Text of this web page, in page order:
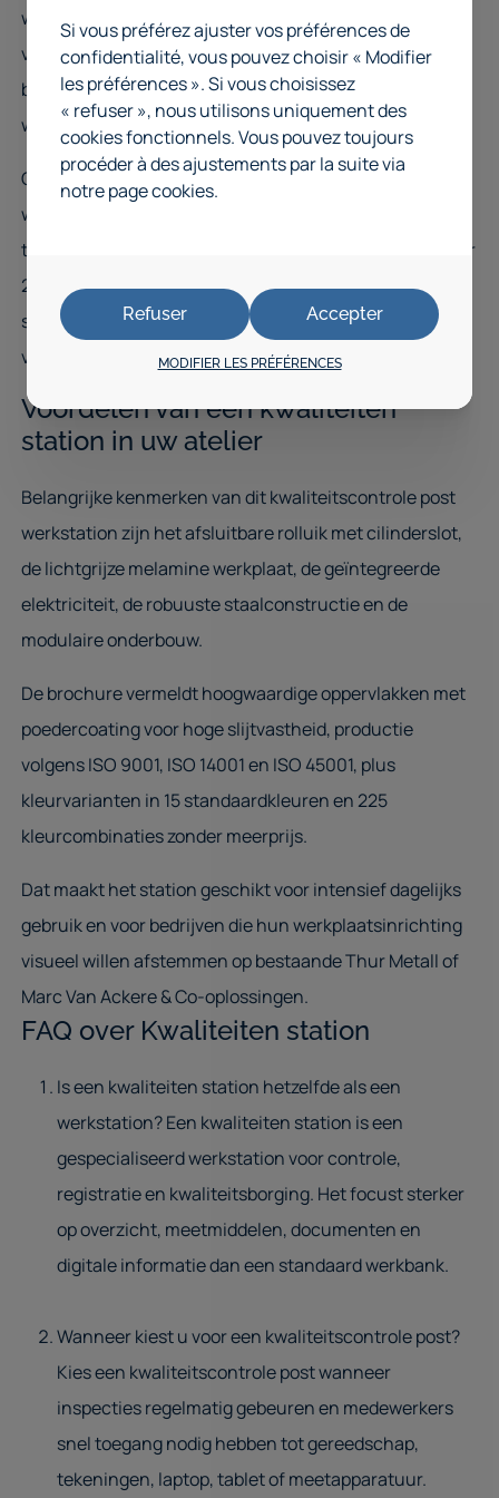
waarde: bedrijven kopen geen kast, maar een
verbeterde kwaliteitszone. Een centraal werkstation
beperkt fouten, verkort zoektijd en beschermt
waardevolle apparatuur.
Optioneel kan een 2-weg hubwagen- of staplersokkel
worden toegevoegd, waardoor het station eenvoudiger
te verplaatsen is en de totale hoogte stijgt van 2140 naar
2240 mm. Accessoires zoals een sleufbodem en
scheidingswanden maken de inrichting nog specifieker
voor kleine onderdelen, meetmiddelen of dossiers.
Voordelen van een kwaliteiten
station in uw atelier
Belangrijke kenmerken van dit kwaliteitscontrole post
werkstation zijn het afsluitbare rolluik met cilinderslot,
de lichtgrijze melamine werkplaat, de geïntegreerde
elektriciteit, de robuuste staalconstructie en de
modulaire onderbouw.
De brochure vermeldt hoogwaardige oppervlakken met
poedercoating voor hoge slijtvastheid, productie
volgens ISO 9001, ISO 14001 en ISO 45001, plus
kleurvarianten in 15 standaardkleuren en 225
kleurcombinaties zonder meerprijs.
Dat maakt het station geschikt voor intensief dagelijks
gebruik en voor bedrijven die hun werkplaatsinrichting
visueel willen afstemmen op bestaande Thur Metall of
Marc Van Ackere & Co-oplossingen.
FAQ over Kwaliteiten station
Is een kwaliteiten station hetzelfde als een
werkstation? Een kwaliteiten station is een
gespecialiseerd werkstation voor controle,
registratie en kwaliteitsborging. Het focust sterker
op overzicht, meetmiddelen, documenten en
digitale informatie dan een standaard werkbank.
Wanneer kiest u voor een kwaliteitscontrole post?
Kies een kwaliteitscontrole post wanneer
inspecties regelmatig gebeuren en medewerkers
snel toegang nodig hebben tot gereedschap,
tekeningen, laptop, tablet of meetapparatuur.
Si vous préférez ajuster vos préférences de
confidentialité, vous pouvez choisir « Modifier
les préférences ». Si vous choisissez
« refuser », nous utilisons uniquement des
cookies fonctionnels. Vous pouvez toujours
procéder à des ajustements par la suite via
notre page cookies.
Refuser Accepter
MODIFIER LES PRÉFÉRENCES